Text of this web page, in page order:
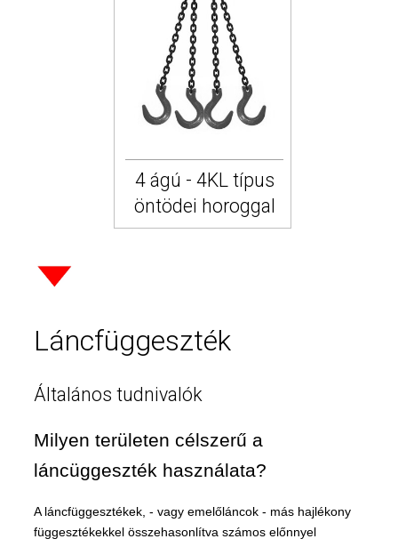
4 ágú - 4KL típus
öntödei horoggal
Láncfüggeszték
Általános tudnivalók
Milyen területen célszerű a
láncüggeszték használata?
A láncfüggesztékek, - vagy emelőláncok - más hajlékony
függesztékekkel összehasonlítva számos előnnyel